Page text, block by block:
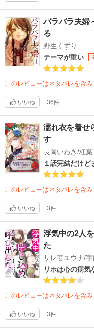
バラバラ夫婦
る
野生くずり
テーマが重い
このレビューはネタバレを含
いいね 36件
濡れ衣を着せ
す
長岡いわき/杠葉
１話完結だけど
このレビューはネタバレを含
いいね 3件
浮気中の2人
た
サレ妻ユウナ/宇
リホは心の病気
このレビューはネタバレを含
いいね 3件